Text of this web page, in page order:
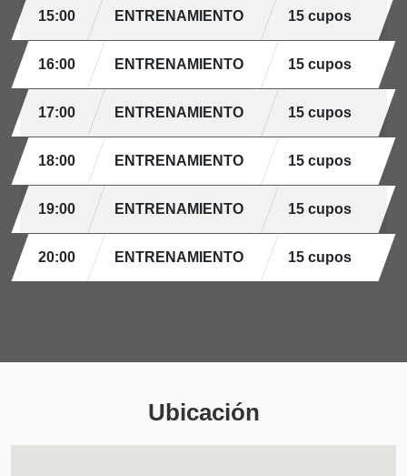
15:00 ENTRENAMIENTO 15 cupos
16:00 ENTRENAMIENTO 15 cupos
17:00 ENTRENAMIENTO 15 cupos
18:00 ENTRENAMIENTO 15 cupos
19:00 ENTRENAMIENTO 15 cupos
20:00 ENTRENAMIENTO 15 cupos
Ubicación